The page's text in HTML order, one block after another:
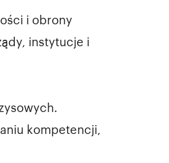
i obrony
instytucje i
kompetencji,